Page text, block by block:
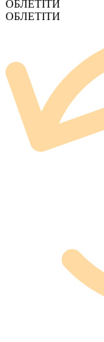
ОБЛЕТІТИ
ОБЛЕТІТИ